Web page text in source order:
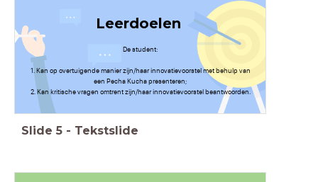
Leerdoelen
De student:
1. Kan op overtuigende manier zijn/haar innovatievoorstel met behulp van
een Pecha Kucha presenteren;
2. Kan kritische vragen omtrent zijn/haar innovatievoorstel beantwoorden.
Slide 5 - Tekstslide